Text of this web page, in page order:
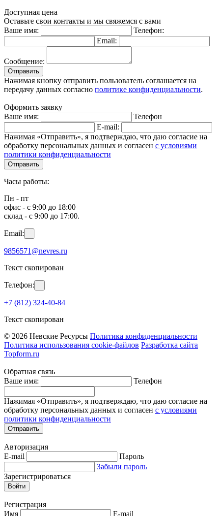
Доступная цена
Оставьте свои контакты и мы свяжемся с вами
Ваше имя:
Телефон:
Email:
Сообщение:
Отправить
Нажимая кнопку отправить пользователь соглашается на
передачу данных согласно политике конфиденциальности.
Оформить заявку
Ваше имя:
Телефон
E-mail:
Нажимая «Отправить», я подтверждаю, что даю согласие на
обработку персональных данных и согласен с условиями
политики конфиденциальности
Отправить
Часы работы:
Пн - пт
офис - с 9:00 до 18:00
склад - с 9:00 до 17:00.
Email:
9856571@nevres.ru
Текст скопирован
Телефон:
+7 (812) 324-40-84
Текст скопирован
© 2026 Невские Ресурсы Политика конфиденциальности
Политика использования cookie-файлов Разработка сайта
Topform.ru
Обратная связь
Ваше имя:
Телефон
Нажимая «Отправить», я подтверждаю, что даю согласие на
обработку персональных данных и согласен с условиями
политики конфиденциальности
Отправить
Авторизация
E-mail
Пароль
Забыли пароль
Зарегистрироваться
Войти
Регистрация
Имя
E-mail